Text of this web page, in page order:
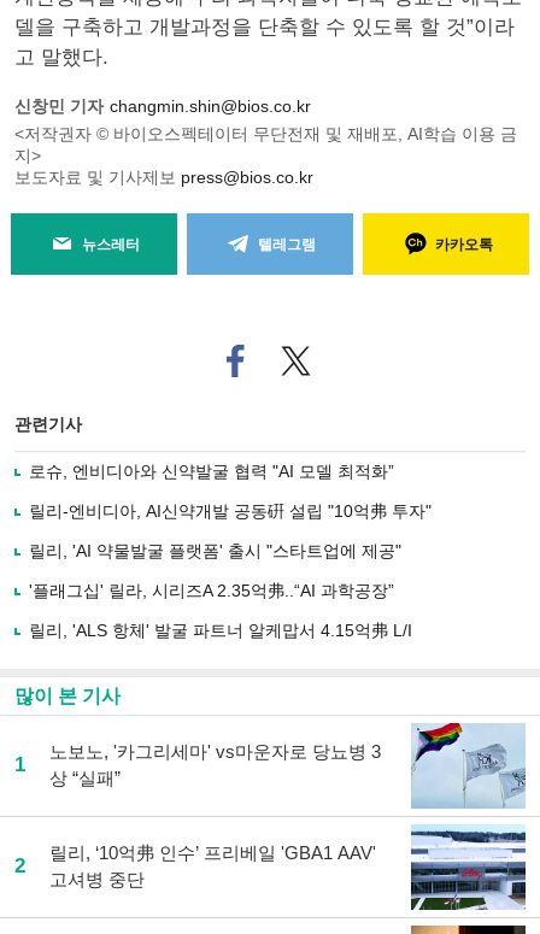
델을 구축하고 개발과정을 단축할 수 있도록 할 것”이라
고 말했다.
신창민 기자 changmin.shin@bios.co.kr
<저작권자 © 바이오스펙테이터 무단전재 및 재배포, AI학습 이용 금
지>
보도자료 및 기사제보 press@bios.co.kr
뉴스레터 텔레그램 카카오톡
페
이
로
기
사
유
기
트위
터로
관련기사
로슈, 엔비디아와 신약발굴 협력 "AI 모델 최적화”
릴리-엔비디아, AI신약개발 공동硏 설립 "10억弗 투자"
릴리, 'AI 약물발굴 플랫폼' 출시 "스타트업에 제공"
'플래그십' 릴라, 시리즈A 2.35억弗..“AI 과학공장”
릴리, 'ALS 항체' 발굴 파트너 알케맙서 4.15억弗 L/I
많이 본 기사
1
노보노, '카그리세마' vs마운자로 당뇨병 3
상 “실패”
2
릴리, ‘10억弗 인수’ 프리베일 'GBA1 AAV'
고셔병 중단